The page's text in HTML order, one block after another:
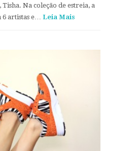
Na coleção de estreia, a
6 artistas e… Leia Mais